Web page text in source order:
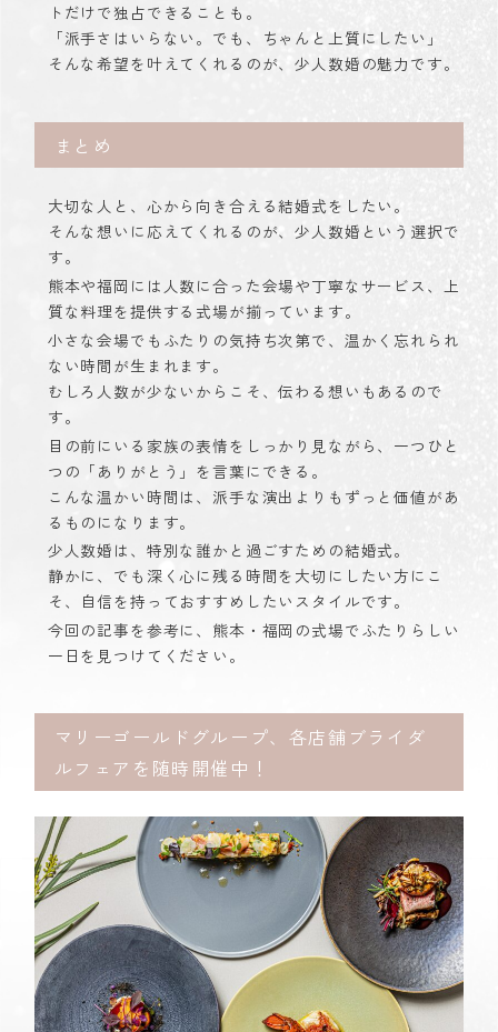
トだけで独占できることも。
「派手さはいらない。でも、ちゃんと上質にしたい」
そんな希望を叶えてくれるのが、少人数婚の魅力です。
まとめ
大切な人と、心から向き合える結婚式をしたい。
そんな想いに応えてくれるのが、少人数婚という選択で
す。
熊本や福岡には人数に合った会場や丁寧なサービス、上
質な料理を提供する式場が揃っています。
小さな会場でもふたりの気持ち次第で、温かく忘れられ
ない時間が生まれます。
むしろ人数が少ないからこそ、伝わる想いもあるので
す。
目の前にいる家族の表情をしっかり見ながら、一つひと
つの「ありがとう」を言葉にできる。
こんな温かい時間は、派手な演出よりもずっと価値があ
るものになります。
少人数婚は、特別な誰かと過ごすための結婚式。
静かに、でも深く心に残る時間を大切にしたい方にこ
そ、自信を持っておすすめしたいスタイルです。
今回の記事を参考に、熊本・福岡の式場でふたりらしい
一日を見つけてください。
マリーゴールドグループ、各店舗ブライダ
ルフェアを随時開催中！